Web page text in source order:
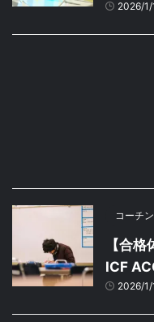
2026/1/
コーチ
【合
ICF
2026/1/